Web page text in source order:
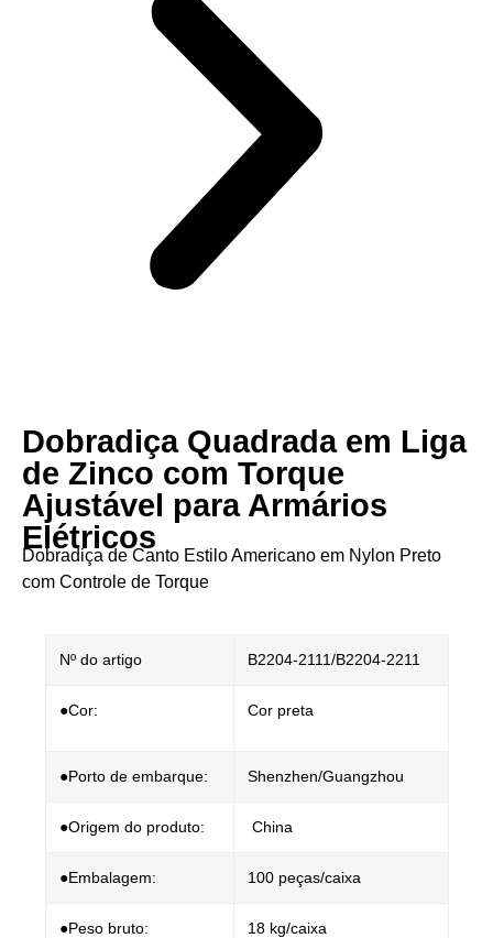
​​Dobradiça Quadrada em Liga
de Zinco com Torque
Ajustável para Armários
Elétricos​​ ​​
Dobradiça de Canto Estilo Americano em Nylon Preto
com Controle de Torque​​
Nº do artigo B2204-2111/B2204-2211
●Cor: Cor preta
●Porto de embarque: Shenzhen/Guangzhou
●Origem do produto: China
●Embalagem: 100 peças/caixa
●Peso bruto: 18 kg/caixa